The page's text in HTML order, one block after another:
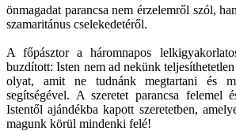
önmagadat parancsa nem érzelemről szól,
szamaritánus cselekedetéről.
A főpásztor a háromnapos
buzdított: Isten nem ad nekünk
olyat, amit ne tudnánk megtartani és
segítségével. A szeretet parancsa felemel
Istentől ajándékba kapott szeretetben,
magunk körül mindenki felé!